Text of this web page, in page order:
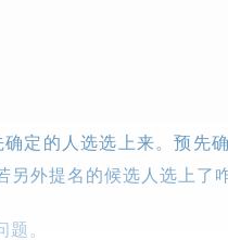
定的人选选上来。预先
另外提名的候选人选上了
。